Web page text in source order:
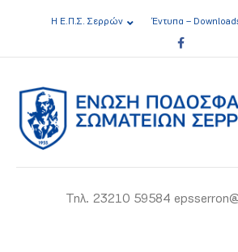
Η Ε.Π.Σ. Σερρών Έντυπα –
Facebook
Τηλ. 23210 59584